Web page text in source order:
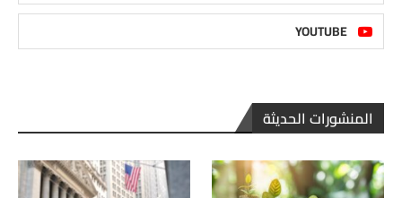
YOUTUBE
المنشورات الحديثة